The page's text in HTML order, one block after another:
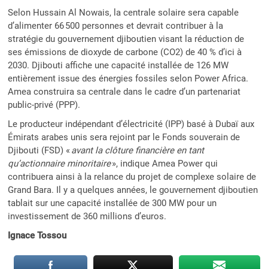
Selon Hussain Al Nowais, la centrale solaire sera capable
d’alimenter 66 500 personnes et devrait contribuer à la
stratégie du gouvernement djiboutien visant la réduction de
ses émissions de dioxyde de carbone (CO2) de 40 % d’ici à
2030. Djibouti affiche une capacité installée de 126 MW
entièrement issue des énergies fossiles selon Power Africa.
Amea construira sa centrale dans le cadre d’un partenariat
public-privé (PPP).
Le producteur indépendant d’électricité (IPP) basé à Dubaï aux
Émirats arabes unis sera rejoint par le Fonds souverain de
Djibouti (FSD) « avant la clôture financière en tant
qu’actionnaire minoritaire», indique Amea Power qui
contribuera ainsi à la relance du projet de complexe solaire de
Grand Bara. Il y a quelques années, le gouvernement djiboutien
tablait sur une capacité installée de 300 MW pour un
investissement de 360 millions d’euros.
Ignace Tossou